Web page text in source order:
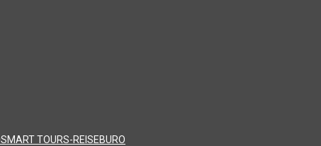
SMART TOURS-REISEBURO